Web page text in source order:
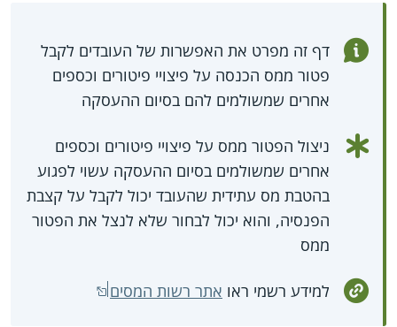
דף זה מפרט את האפשרות של העובדים לקבל
פטור ממס הכנסה על פיצויי פיטורים וכספים
אחרים שמשולמים להם בסיום ההעסקה
ניצול הפטור ממס על פיצויי פיטורים וכספים
אחרים שמשולמים בסיום ההעסקה עשוי לפגוע
בהטבת מס עתידית שהעובד יכול לקבל על קצבת
הפנסיה, והוא יכול לבחור שלא לנצל את הפטור
ממס
למידע רשמי ראו אתר רשות המסים